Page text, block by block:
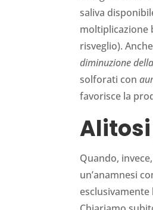
saliva
moltiplicazione
risveglio).
diminuzione
solforati con
favorisce la
Quando,
un’anamnesi